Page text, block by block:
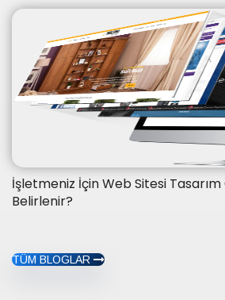
İşletmeniz İçin Web Sitesi Tasarım
Belirlenir?
TÜM BLOGLAR